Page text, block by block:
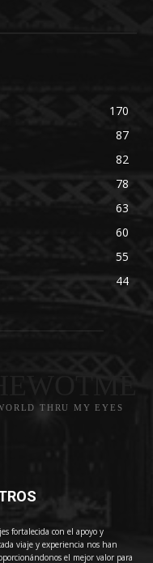
170
87
82
78
63
60
55
44
THRU MY EYES
fortalecida con el apoyo y
viaje y experiencia nos han
el mejor valor para